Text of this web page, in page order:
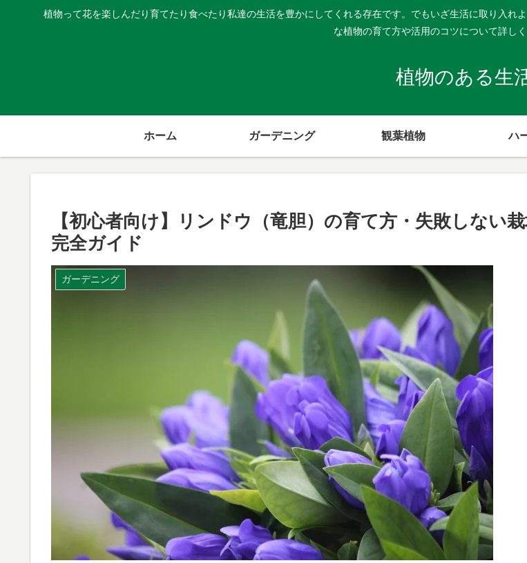
植物って花を楽しんだり育てたり食べたり私達の生活を豊かにしてくれる存在です。でもいざ生活に取り入
な植物の育て方や活用のコツについて詳しく
植物のある生
ホーム ガーデニング 観葉植物 ハ
【初心者向け】リンドウ（竜胆）の育て方・失敗しない
完全ガイド
ガーデニング